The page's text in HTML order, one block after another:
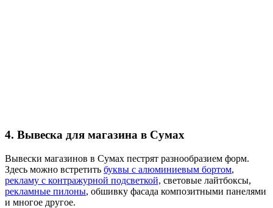
4. Вывеска для магазина в Сумах
Вывески магазинов в Сумах пестрят разнообразием форм.
Здесь можно встретить буквы с алюминиевым бортом,
рекламу с контражурной подсветкой, световые лайтбоксы,
рекламные пилоны, обшивку фасада композитными панелями
и многое другое.